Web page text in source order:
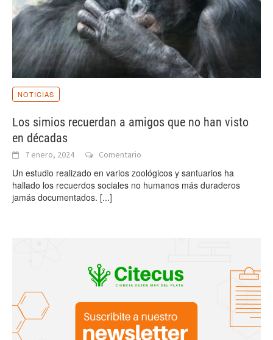
NOTICIAS
Los simios recuerdan a amigos que no han visto
en décadas
7 enero, 2024 Comentario
Un estudio realizado en varios zoológicos y santuarios ha
hallado los recuerdos sociales no humanos más duraderos
jamás documentados. [...]